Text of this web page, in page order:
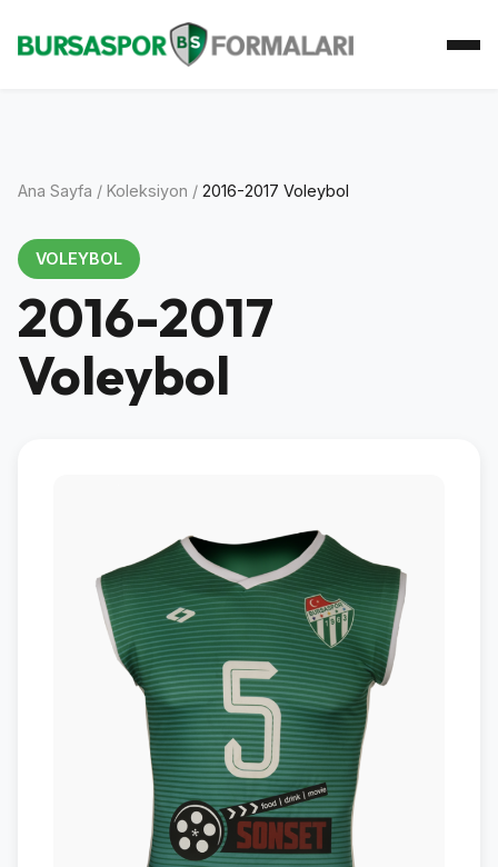
Koleksiyon
Ana Sayfa / Koleksiyon / 2016-2017 Voleybol
VOLEYBOL
2016-2017
Voleybol